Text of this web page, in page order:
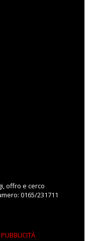
offro e cerco
0165/231711